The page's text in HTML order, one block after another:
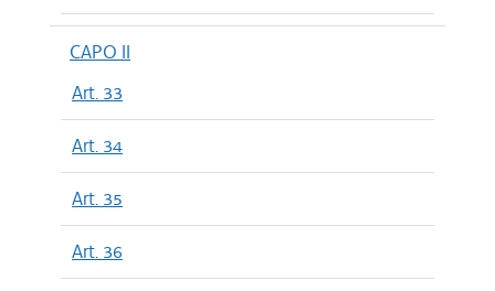
CAPO II
Art. 33
Art. 34
Art. 35
Art. 36